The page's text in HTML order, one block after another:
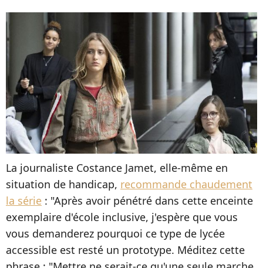
La journaliste Costance Jamet, elle-même en
situation de handicap, recommande chaudement
la série : "Après avoir pénétré dans cette enceinte
exemplaire d'école inclusive, j'espère que vous
vous demanderez pourquoi ce type de lycée
accessible est resté un prototype. Méditez cette